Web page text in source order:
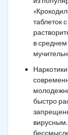
таблеток
в
быстро